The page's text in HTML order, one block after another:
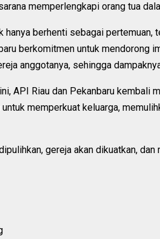
memperlengkapi orang tua
hanya berhenti sebagai
berkomitmen untuk mendorong
anggotanya, sehingga
API Riau dan Pekanbaru kembali
memperkuat keluarga,
gereja akan dikuatkan,